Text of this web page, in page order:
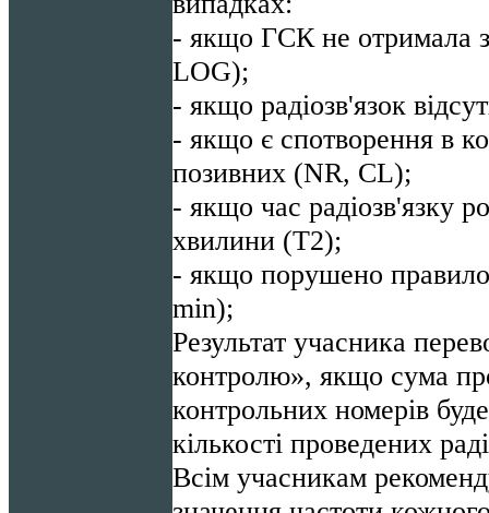
- якщо ГСК не отримала
LOG);
- якщо радіозв'язок
- якщо є спотворення в
позивних (NR, CL);
- якщо час радіозв'язку
хвилини (T2);
- якщо порушено
min);
Результат учасника
контролю», якщо сума
контрольних номерів
кількості проведених
Всім учасникам